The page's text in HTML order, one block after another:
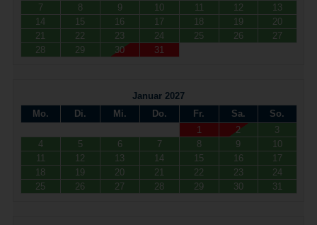
7
8 9 10 11 12
13
14
15 16 17 18 19
20
21
22 23 24 25 26
27
28
29 30 31
Januar 2027
Mo.
Di. Mi. Do. Fr. Sa.
So.
1
2
3
4
5 6 7 8 9
10
11
12 13 14 15 16
17
18
19 20 21 22 23
24
25
26 27 28 29 30 31